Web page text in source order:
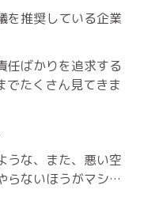
を推奨している企業
任ばかりを追求する
たくさん見てきま
うな、また、悪い空
らないほうがマシ…